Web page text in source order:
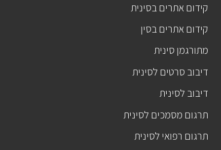
קידום אתרים בסינית
קידום אתרים בסין
מתורגמן סינית
דיבוב סרטים לסינית
דיבוב לסינית
תרגום מסמכים לסינית
תרגום רפואי לסינית